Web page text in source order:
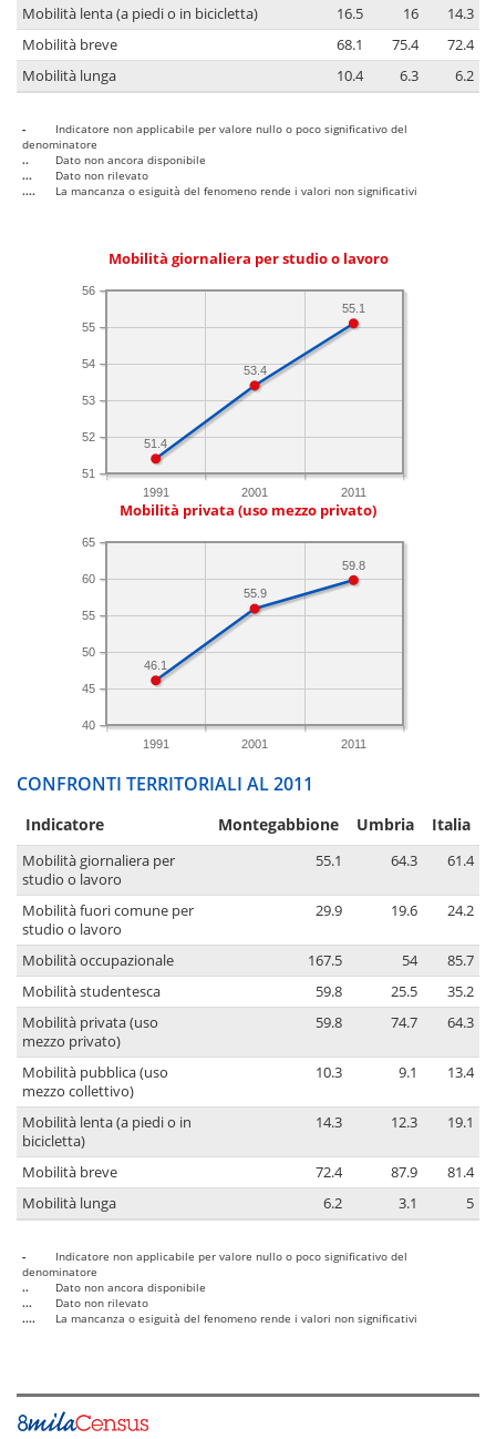
Mobilità lenta (a piedi o in bicicletta)
16.5 16
14.3
Mobilità breve
68.1 75.4
72.4
Mobilità lunga
10.4 6.3 6.2
-
Indicatore non applicabile per valore nullo o poco significativo del
denominatore
..
Dato non ancora disponibile
...
Dato non rilevato
....
La mancanza o esiguità del fenomeno rende i valori non significativi
Mobilità giornaliera per studio o lavoro
1991 2001 2011
51
52
53
54
55
56
55.1
53.4
51.4
Mobilità privata (uso mezzo privato)
1991 2001 2011
40
45
50
55
60
65
59.8
55.9
46.1
CONFRONTI TERRITORIALI AL 2011
Indicatore Montegabbione Umbria Italia
Mobilità giornaliera per
studio o lavoro
55.1 64.3 61.4
Mobilità fuori comune per
studio o lavoro
29.9 19.6 24.2
Mobilità occupazionale 167.5 54
85.7
Mobilità studentesca
59.8 25.5
35.2
Mobilità privata (uso
mezzo privato)
59.8 74.7 64.3
Mobilità pubblica (uso
mezzo collettivo)
10.3 9.1 13.4
Mobilità lenta (a piedi o in
bicicletta)
14.3 12.3 19.1
Mobilità breve 72.4 87.9
81.4
Mobilità lunga
6.2 3.1 5
-
Indicatore non applicabile per valore nullo o poco significativo del
denominatore
..
Dato non ancora disponibile
...
Dato non rilevato
....
La mancanza o esiguità del fenomeno rende i valori non significativi